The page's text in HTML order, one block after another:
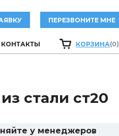
ПЕРЕЗВОНИТЕ МНЕ
КОНТАКТЫ КОРЗИНА(0)
стали ст20
у менеджеров